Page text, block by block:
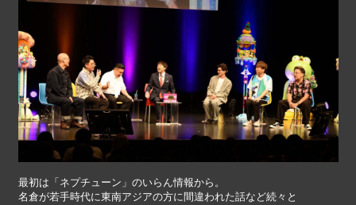
最初は「ネプチューン」のいらん情報から。
名倉が若手時代に東南アジアの方に間違われた話など続々と